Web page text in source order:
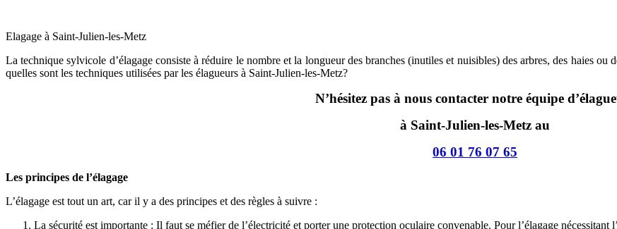
Elagage à Saint-Julien-les-Metz
La technique sylvicole d’élagage consiste à réduire le nombre et la longueur des branches (inutiles et nuisibles) des arbres, des haies ou
quelles sont les techniques utilisées par les élagueurs à Saint-Julien-les-Metz?
N’hésitez pas à nous contacter notre équipe
à Saint-Julien-les-Metz au
06 01 76 07 65
Les principes de l’élagage
L’élagage est tout un art, car il y a des principes et des règles à suivre :
La sécurité est importante : Il faut se méfier de l’électricité et porter une protection oculaire convenable. Pour l’élagage